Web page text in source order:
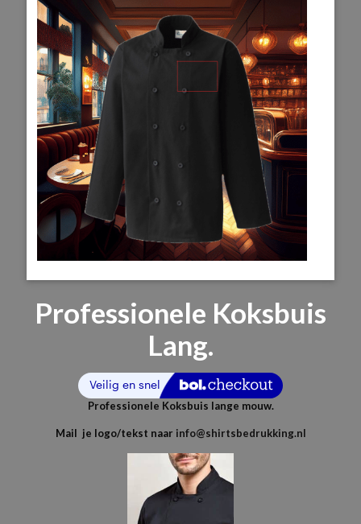
Professionele Koksbuis
Lang.
Professionele Koksbuis lange mouw.
Mail je logo/tekst naar info@shirtsbedrukking.nl